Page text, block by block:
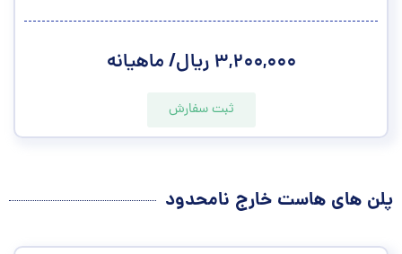
۳,۲۰۰,۰۰۰ ریال/ ماهیانه
ثبت سفارش
پلن های هاست خارج نامحدود